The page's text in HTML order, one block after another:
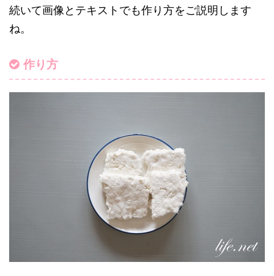
続いて画像とテキストでも作り方をご説明します
ね。
作り方